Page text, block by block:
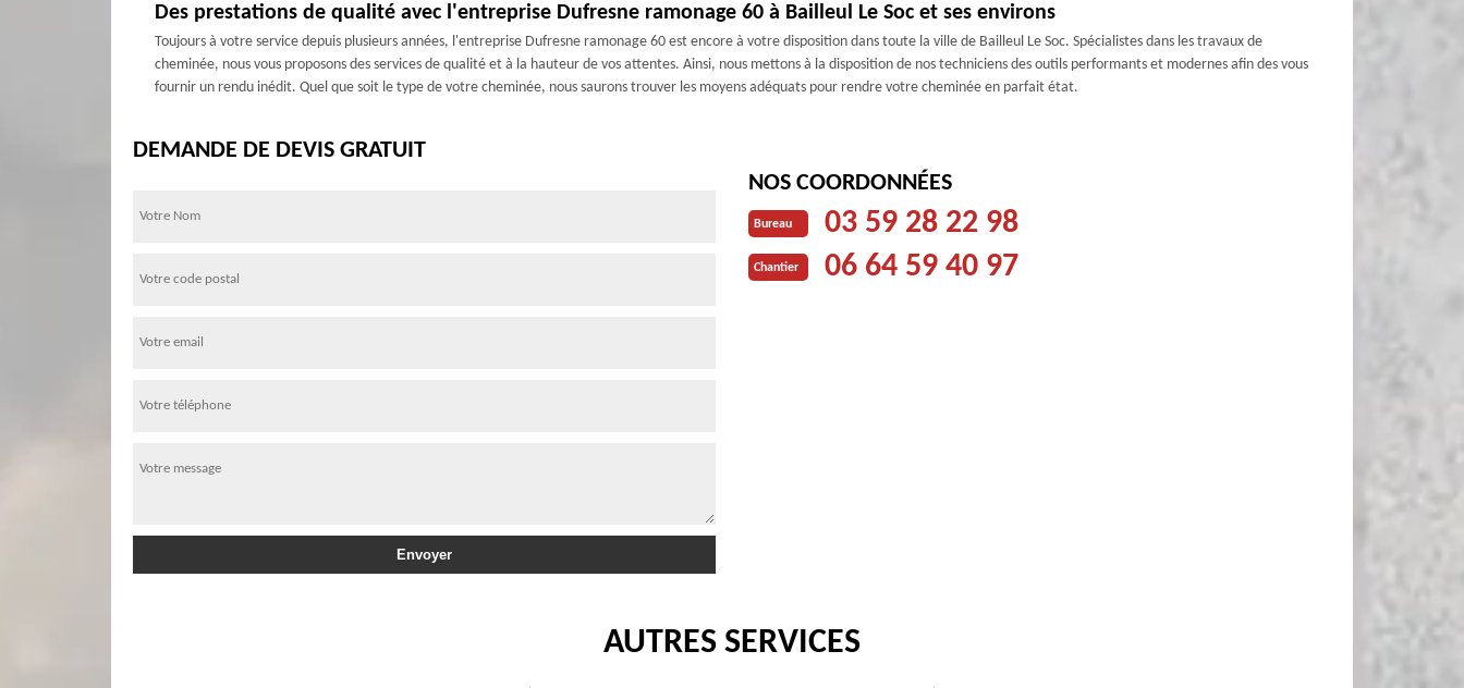
Des prestations de qualité avec l'entreprise Dufresne ramonage 60 à Bailleul Le Soc et ses environs
Toujours à votre service depuis plusieurs années, l'entreprise Dufresne ramonage 60 est encore à votre disposition dans toute la ville de Bailleul Le Soc. Spécialistes dans les travaux de
cheminée, nous vous proposons des services de qualité et à la hauteur de vos attentes. Ainsi, nous mettons à la disposition de nos techniciens des outils performants et modernes afin des vous
fournir un rendu inédit. Quel que soit le type de votre cheminée, nous saurons trouver les moyens adéquats pour rendre votre cheminée en parfait état.
DEMANDE DE DEVIS GRATUIT
NOS COORDONNÉES
Bureau 03 59 28 22 98
Chantier 06 64 59 40 97
AUTRES SERVICES